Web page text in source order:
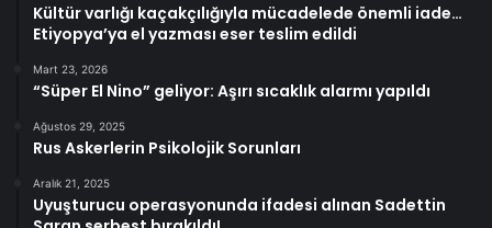
Kültür varlığı kaçakçılığıyla mücadelede önemli iade…
Etiyopya’ya el yazması eser teslim edildi
Mart 23, 2026
“Süper El Nino” geliyor: Aşırı sıcaklık alarmı yapıldı
Ağustos 29, 2025
Rus Askerlerin Psikolojik Sorunları
Aralık 21, 2025
Uyuşturucu operasyonunda ifadesi alınan Sadettin